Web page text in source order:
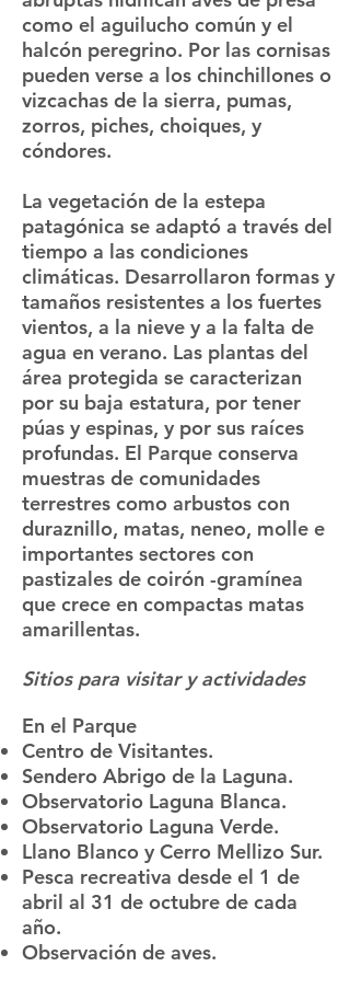
como el aguilucho común y el
halcón peregrino. Por las cornisas
pueden verse a los chinchillones o
vizcachas de la sierra, pumas,
zorros, piches, choiques, y
cóndores.
La vegetación de la estepa
patagónica se adaptó a través del
tiempo a las condiciones
climáticas. Desarrollaron formas y
tamaños resistentes a los fuertes
vientos, a la nieve y a la falta de
agua en verano. Las plantas del
área protegida se caracterizan
por su baja estatura, por tener
púas y espinas, y por sus raíces
profundas. El Parque conserva
muestras de comunidades
terrestres como arbustos con
duraznillo, matas, neneo, molle e
importantes sectores con
pastizales de coirón -gramínea
que crece en compactas matas
amarillentas.
Sitios para visitar y actividades
En el Parque
Centro de Visitantes.
Sendero Abrigo de la Laguna.
Observatorio Laguna Blanca.
Observatorio Laguna Verde.
Llano Blanco y Cerro Mellizo Sur.
Pesca recreativa desde el 1 de
abril al 31 de octubre de cada
año.
Observación de aves.